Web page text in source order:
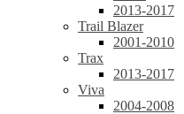
2013-2017
Trail Blazer
2001-2010
Trax
2013-2017
Viva
2004-2008